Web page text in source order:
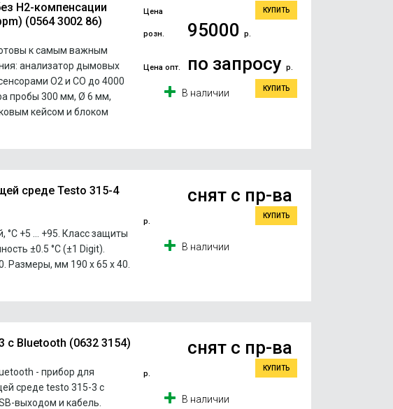
H2-компенсации
(0564 3002 86)
к самым важным
анализатор дымовых
O2 и CO до 4000
пробы 300 мм, Ø 6 мм,
кейсом и блоком
Цена
розн. 95000 р.
КУПИТЬ
Цена опт. по запросу р.
КУПИТЬ
В наличии
среде Testo 315-4
°C +5 … +95. Класс защиты
±0.5 °C (±1 Digit).
Размеры, мм 190 x 65 x 40.
снят с пр-ва
р.
КУПИТЬ
В наличии
c Bluetooth (0632 3154)
- прибор для
среде testo 315-3 с
выходом и кабель.
снят с пр-ва
р.
КУПИТЬ
В наличии